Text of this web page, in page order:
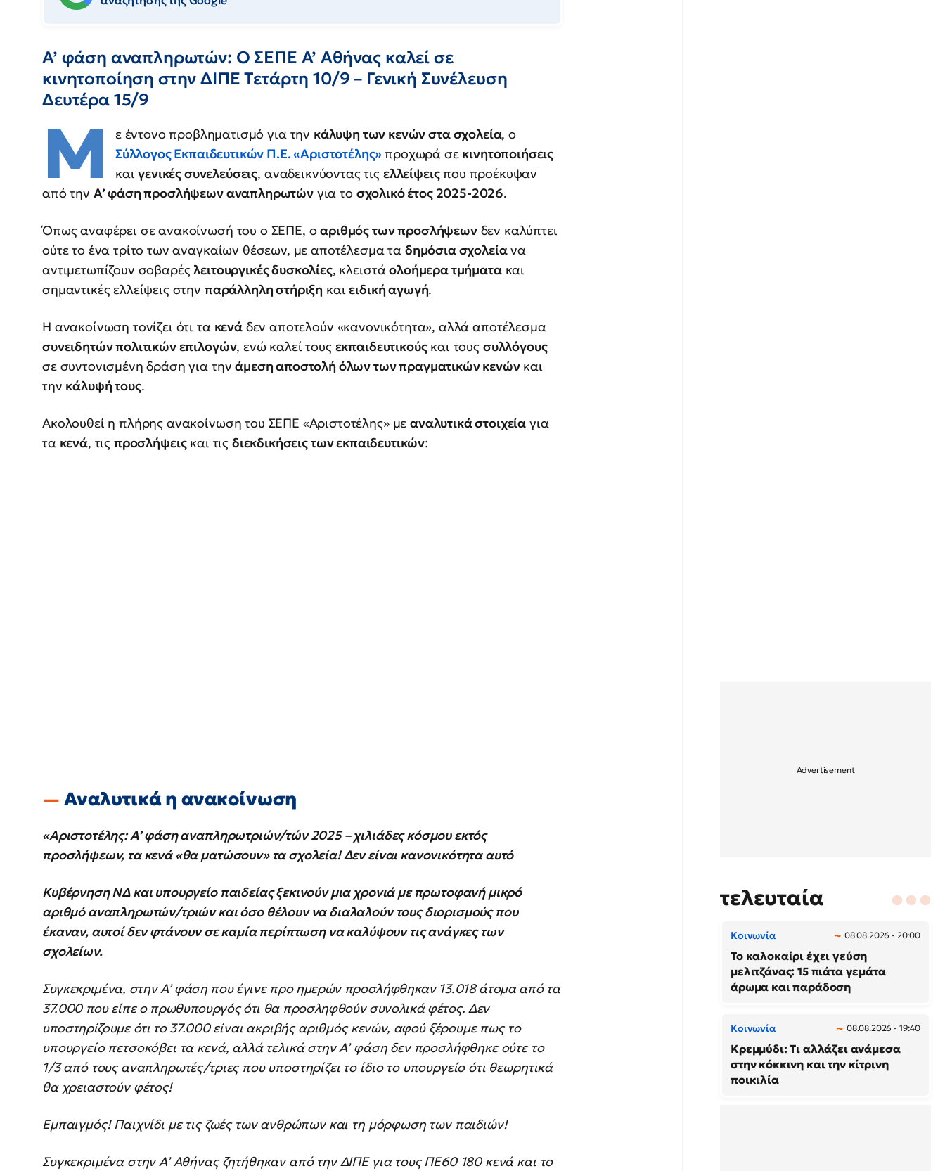
Α’ φάση αναπληρωτών: Ο ΣΕΠΕ Α’ Αθήνας καλεί σε
κινητοποίηση στην ΔΙΠΕ Τετάρτη 10/9 – Γενική Συνέλευση
Δευτέρα 15/9
Μ ε έντονο προβληματισμό για την κάλυψη των κενών στα σχολεία, ο
Σύλλογος Εκπαιδευτικών Π.Ε. «Αριστοτέλης»προχωρά σε κινητοποιήσεις
καιγενικές συνελεύσεις, αναδεικνύοντας τις ελλείψειςπου προέκυψαν
από την Α’ φάση προσλήψεων αναπληρωτώνγια το σχολικό έτος 2025-2026.
Όπως αναφέρει σε ανακοίνωσή του ο ΣΕΠΕ, οαριθμός των προσλήψεωνδεν καλύπτει
ούτε το ένα τρίτο των αναγκαίων θέσεων, με αποτέλεσμα τα δημόσια σχολείανα
αντιμετωπίζουν σοβαρέςλειτουργικές δυσκολίες, κλειστάολοήμερα τμήματακαι
σημαντικές ελλείψεις στην παράλληλη στήριξη καιειδική αγωγή.
Η ανακοίνωση τονίζει ότι τα κενάδεν αποτελούν «κανονικότητα», αλλά αποτέλεσμα
συνειδητών πολιτικών επιλογών, ενώ καλεί τους εκπαιδευτικούςκαι τους συλλόγους
σε συντονισμένη δράση για τηνάμεση αποστολή όλων των πραγματικών κενώνκαι
την κάλυψή τους.
Ακολουθεί η πλήρης ανακοίνωση του ΣΕΠΕ «Αριστοτέλης» μεαναλυτικά στοιχεία για
τα κενά, τις προσλήψειςκαι τις διεκδικήσεις των εκπαιδευτικών:
Αναλυτικά η ανακοίνωση
«Αριστοτέλης: Α’ φάση αναπληρωτριών/τών 2025 – χιλιάδες κόσμου εκτός
προσλήψεων, τα κενά «θα ματώσουν» τα σχολεία! Δεν είναι κανονικότητα αυτό
Κυβέρνηση ΝΔ και υπουργείο παιδείας ξεκινούν μια χρονιά με πρωτοφανή μικρό
αριθμό αναπληρωτών/τριών και όσο θέλουν να διαλαλούν τους διορισμούς που
έκαναν, αυτοί δεν φτάνουν σε καμία περίπτωση να καλύψουν τις ανάγκες των
σχολείων.
Συγκεκριμένα, στην Α’ φάση που έγινε προ ημερών προσλήφθηκαν 13.018 άτομα από τα
37.000 που είπε ο πρωθυπουργός ότι θα προσληφθούν συνολικά φέτος. Δεν
υποστηρίζουμε ότι το 37.000 είναι ακριβής αριθμός κενών, αφού ξέρουμε πως το
υπουργείο πετσοκόβει τα κενά, αλλά τελικά στην Α’ φάση δεν προσλήφθηκε ούτε το
1/3 από τους αναπληρωτές/τριες που υποστηρίζει το ίδιο το υπουργείο ότι θεωρητικά
θα χρειαστούν φέτος!
Εμπαιγμός! Παιχνίδι με τις ζωές των ανθρώπων και τη μόρφωση των παιδιών!
Συγκεκριμένα στην Α’ Αθήνας ζητήθηκαν από την ΔΙΠΕ για τους ΠΕ60 180 κενά και το
τελευταία
Κοινωνία 08.08.2026 - 20:00
Το καλοκαίρι έχει γεύση
μελιτζάνας: 15 πιάτα γεμάτα
άρωμα και παράδοση
Κοινωνία 08.08.2026 - 19:40
Κρεμμύδι: Τι αλλάζει ανάμεσα
στην κόκκινη και την κίτρινη
ποικιλία